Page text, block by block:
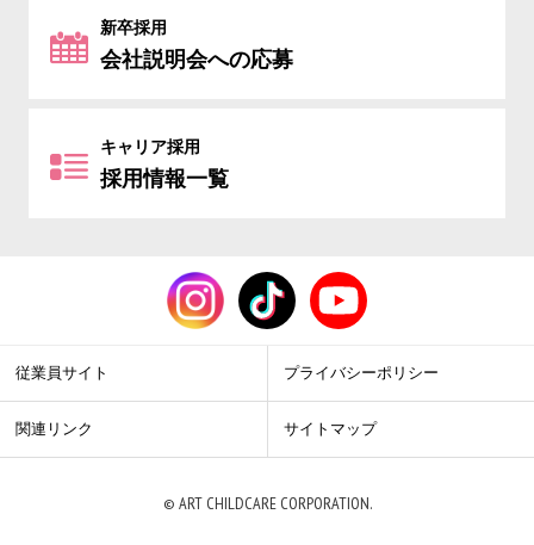
新卒採用
会社説明会への応募
キャリア採用
採用情報一覧
従業員サイト プライバシーポリシー
関連リンク サイトマップ
© ART CHILDCARE CORPORATION.